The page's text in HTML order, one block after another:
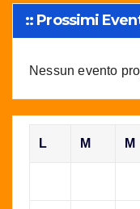
:: Prossimi
Nessun evento
L M M